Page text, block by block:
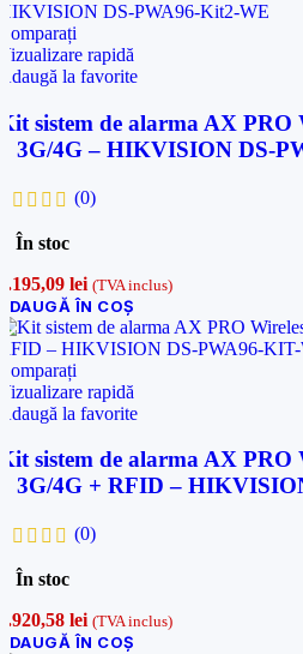
rapidă
la favorite
sistem de alarma AX PRO
3G/4G – HIKVISION DS-
(0)
În stoc
lei (TVA inclus)
ÎN COȘ
rapidă
la favorite
sistem de alarma AX PRO
3G/4G + RFID –
(0)
În stoc
lei (TVA inclus)
ÎN COȘ